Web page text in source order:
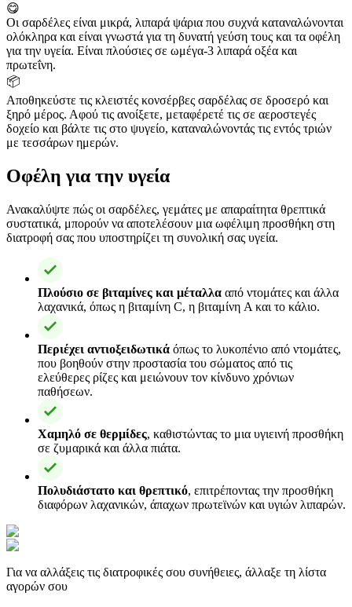
😋
Οι σαρδέλες είναι μικρά, λιπαρά ψάρια που συχνά καταναλώνονται
ολόκληρα και είναι γνωστά για τη δυνατή γεύση τους και τα οφέλη
για την υγεία. Είναι πλούσιες σε ωμέγα-3 λιπαρά οξέα και
πρωτεΐνη.
📦
Αποθηκεύστε τις κλειστές κονσέρβες σαρδέλας σε δροσερό και
ξηρό μέρος. Αφού τις ανοίξετε, μεταφέρετέ τις σε αεροστεγές
δοχείο και βάλτε τις στο ψυγείο, καταναλώνοντάς τις εντός τριών
με τεσσάρων ημερών.
Οφέλη για την υγεία
Ανακαλύψτε πώς οι σαρδέλες, γεμάτες με απαραίτητα θρεπτικά
συστατικά, μπορούν να αποτελέσουν μια ωφέλιμη προσθήκη στη
διατροφή σας που υποστηρίζει τη συνολική σας υγεία.
Πλούσιο σε βιταμίνες και μέταλλα από ντομάτες και άλλα
λαχανικά, όπως η βιταμίνη C, η βιταμίνη A και το κάλιο.
Περιέχει αντιοξειδωτικά όπως το λυκοπένιο από ντομάτες,
που βοηθούν στην προστασία του σώματος από τις
ελεύθερες ρίζες και μειώνουν τον κίνδυνο χρόνιων
παθήσεων.
Χαμηλό σε θερμίδες, καθιστώντας το μια υγιεινή προσθήκη
σε ζυμαρικά και άλλα πιάτα.
Πολυδιάστατο και θρεπτικό, επιτρέποντας την προσθήκη
διαφόρων λαχανικών, άπαχων πρωτεϊνών και υγιών λιπαρών.
Για να αλλάξεις τις διατροφικές σου συνήθειες, άλλαξε τη λίστα
αγορών σου